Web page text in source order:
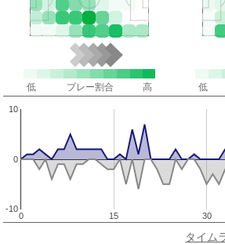
低 プレー割合 高 低
0 15 30
-10
0
10
タイム